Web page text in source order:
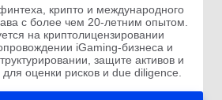
крипто и международного
с более чем 20-летним опытом.
на криптолицензировании
iGaming-бизнеса и
защите активов и
оценки рисков и due diligence.